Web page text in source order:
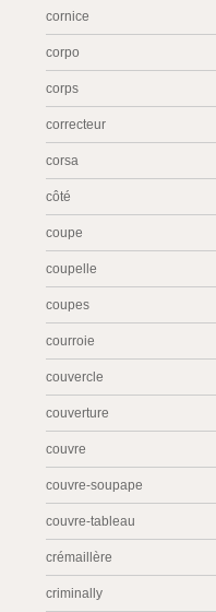
cornice
corpo
corps
correcteur
corsa
côté
coupe
coupelle
coupes
courroie
couvercle
couverture
couvre
couvre-soupape
couvre-tableau
crémaillère
criminally